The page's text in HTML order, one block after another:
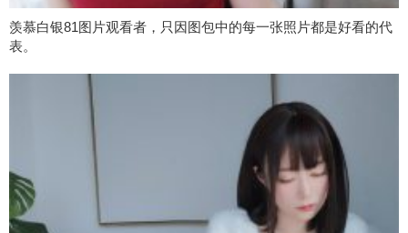
羡慕白银81图片观看者，只因图包中的每一张照片都是好看的代
表。